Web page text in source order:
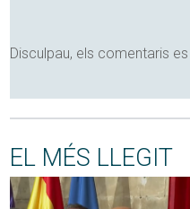
Disculpau, els comentaris
EL MÉS LLEGIT